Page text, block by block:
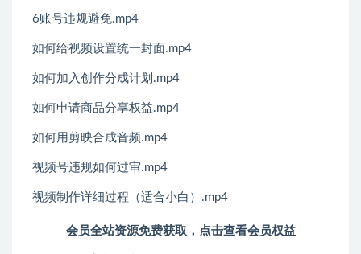
6账号违规避免.mp4
如何给视频设置统一封面.mp4
如何加入创作分成计划.mp4
如何申请商品分享权益.mp4
如何用剪映合成音频.mp4
视频号违规如何过审.mp4
视频制作详细过程（适合小白）.mp4
会员全站资源免费获取，点击查看会员权益